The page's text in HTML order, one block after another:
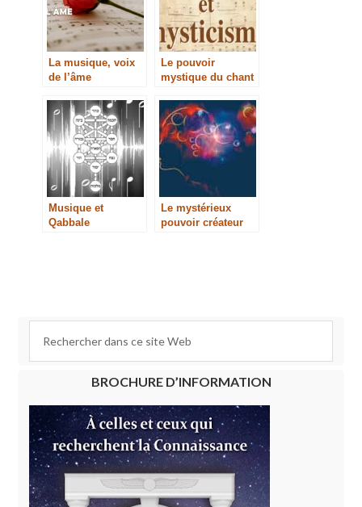
La musique, voix
de l’âme
Le pouvoir
mystique du chant
Musique et
Qabbale
Le mystérieux
pouvoir créateur
BROCHURE D’INFORMATION